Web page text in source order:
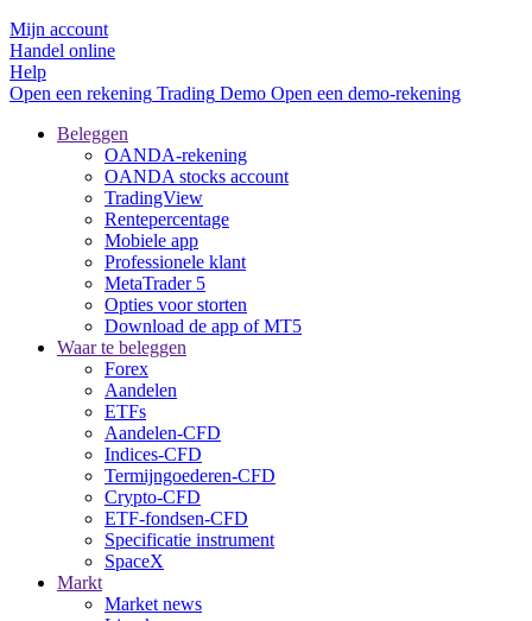
Mijn account
Handel online
Help
Open een rekening Trading Demo Open een demo-rekening
Beleggen
OANDA-rekening
OANDA stocks account
TradingView
Rentepercentage
Mobiele app
Professionele klant
MetaTrader 5
Opties voor storten
Download de app of MT5
Waar te beleggen
Forex
Aandelen
ETFs
Aandelen-CFD
Indices-CFD
Termijngoederen-CFD
Crypto-CFD
ETF-fondsen-CFD
Specificatie instrument
SpaceX
Markt
Market news